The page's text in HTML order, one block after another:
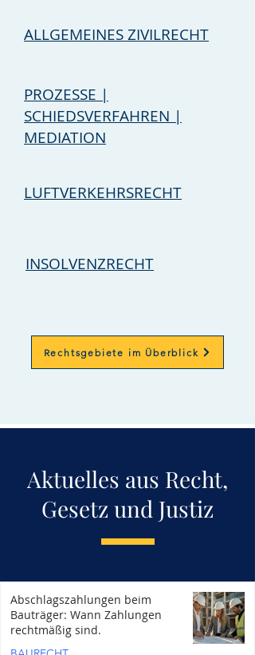
ALLGEMEINES ZIVILRECHT
PROZESSE |
SCHIEDSVERFAHREN |
MEDIATION
LUFTVERKEHRSRECHT
INSOLVENZRECHT
Rechtsgebiete im Überblick
Aktuelles aus Recht,
Gesetz und Justiz
Abschlagszahlungen beim
Bauträger: Wann Zahlungen
rechtmäßig sind.